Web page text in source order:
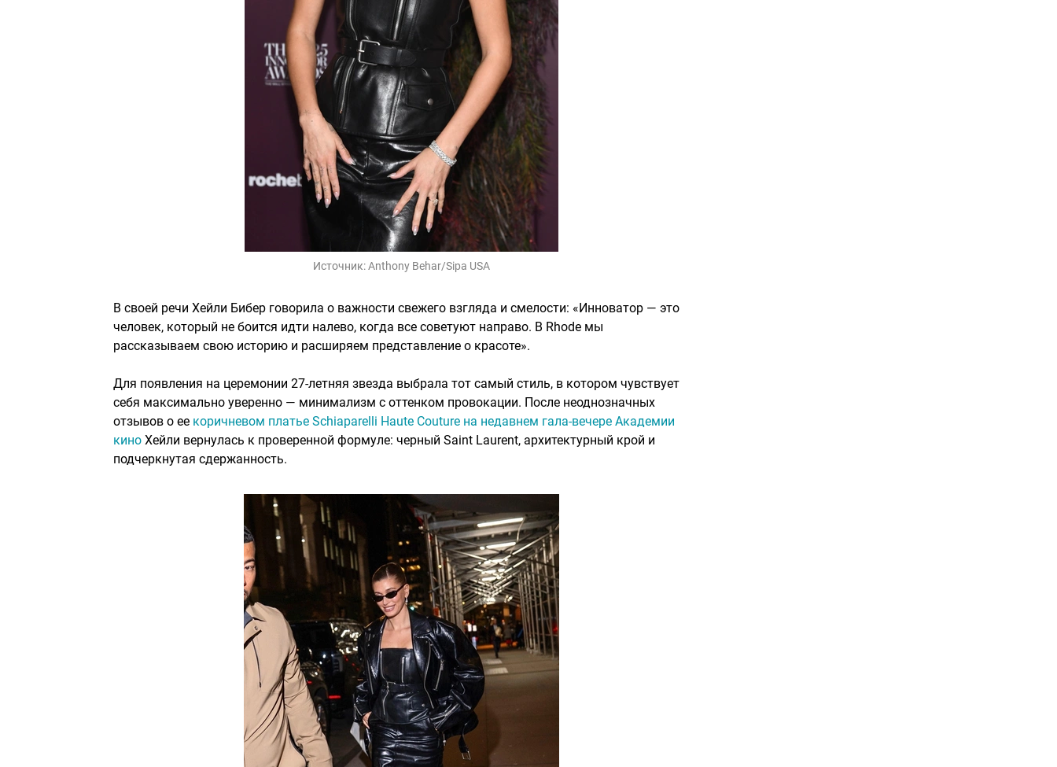
Источник:Anthony Behar/Sipa USA
В своей речи Хейли Бибер говорила о важности свежего взгляда и смелости: «Инноватор — это
человек, который не боится идти налево, когда все советуют направо. В Rhode мы
рассказываем свою историю и расширяем представление о красоте».
Для появления на церемонии 27-летняя звезда выбрала тот самый стиль, в котором чувствует
себя максимально уверенно — минимализм с оттенком провокации. После неоднозначных
отзывов о ее коричневом платье Schiaparelli Haute Couture на недавнем гала-вечере Академии
кино Хейли вернулась к проверенной формуле: черный Saint Laurent, архитектурный крой и
подчеркнутая сдержанность.